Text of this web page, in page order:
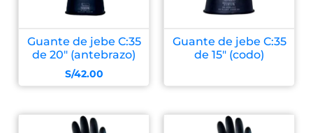
Guante de jebe C:35
de 20″ (antebrazo)
S/42.00
Guante de jebe C:35
de 15″ (codo)